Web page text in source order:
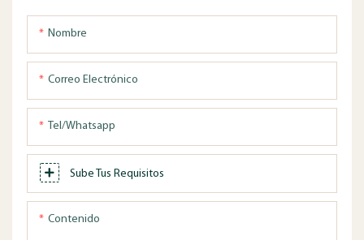
Nombre
Correo Electrónico
Tel/whatsapp
Sube Tus Requisitos
Contenido